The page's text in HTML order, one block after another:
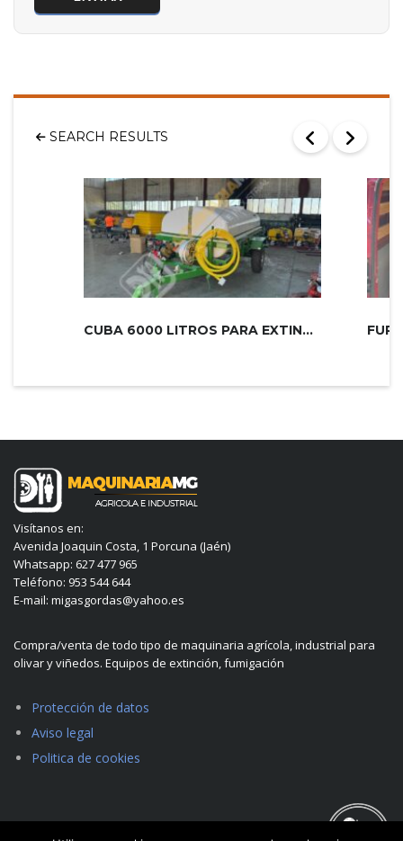
SEARCH RESULTS
CUBA 6000 LITROS PARA EXTINCIÓN DE...
Visítanos en:
Avenida Joaquin Costa, 1 Porcuna (Jaén)
Whatsapp: 627 477 965
Teléfono: 953 544 644
E-mail: migasgordas@yahoo.es
Compra/venta de todo tipo de maquinaria agrícola, industrial para
olivar y viñedos. Equipos de extinción, fumigación
Protección de datos
Aviso legal
Politica de cookies